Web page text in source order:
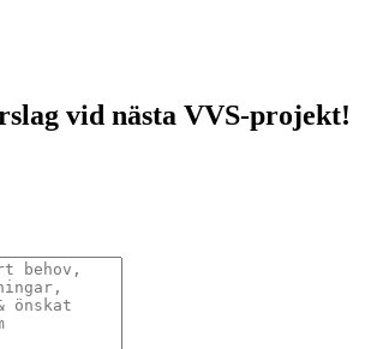
vid nästa VVS-projekt!